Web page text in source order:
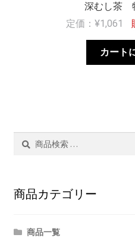
深むし茶
¥1,061
カート
商品カテゴリー
商品一覧